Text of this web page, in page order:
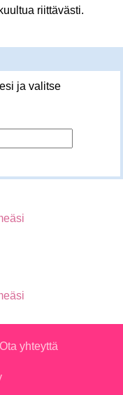
riittävästi.
ja valitse
Ota yhteyttä